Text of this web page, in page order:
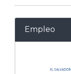
Empleo